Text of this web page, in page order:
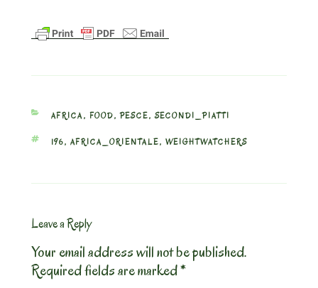
CATEGORIES
AFRICA, FOOD,PESCE,SECONDI_PIATTI
TAGS
196, AFRICA_ORIENTALE, WEIGHTWATCHERS
Leave a Reply
Your email address will not be published.
Required fields are marked*